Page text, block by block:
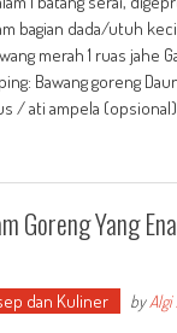
bagian dada/utuh
merah 1 ruas jahe
Bawang goreng
/ ati ampela (opsional)
Goreng Yang
dan Kuliner byAlgi